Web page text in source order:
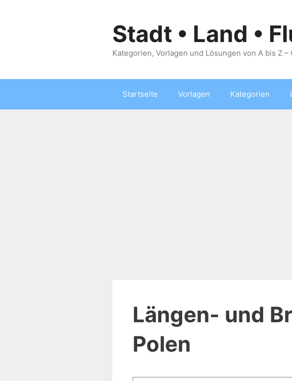
Stadt • Land •
Kategorien, Vorlagen und Lösungen von A bis Z –
Startseite Vorlagen Kategorien
Längen- und
Polen